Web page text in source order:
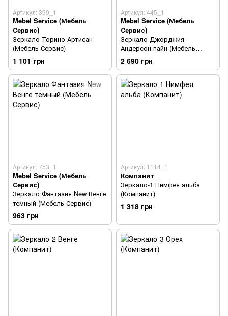
Артикул: 399_1
Mebel Service (Мебель
Сервис)
Зеркало Торино Артисан
(Мебель Сервис)
1 101 грн
Артикул: 445_1
Mebel Service (Мебель
Сервис)
Зеркало Джорджия
Андерсон пайн (Мебель
Сервис)
2 690 грн
Артикул: 753_1
Mebel Service (Мебель
Сервис)
Зеркало Фантазия New Венге
темный (Мебель Сервис)
963 грн
Артикул: 1114_1
Компанит
Зеркало-1 Нимфея альба
(Компанит)
1 318 грн